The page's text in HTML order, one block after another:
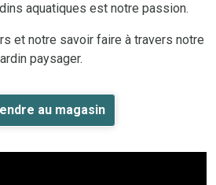
aquatiques est notre passion.
et notre savoir faire à travers notre
paysager.
au magasin